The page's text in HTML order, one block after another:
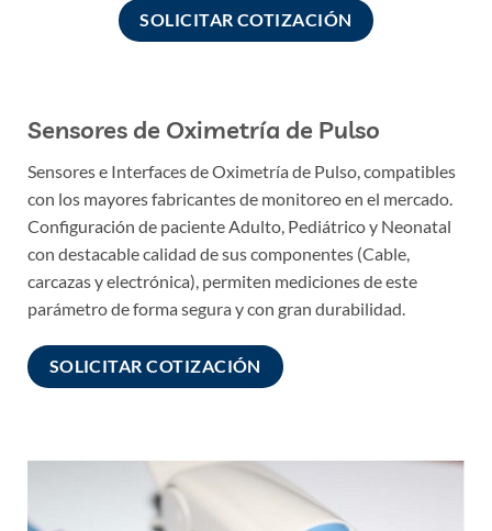
SOLICITAR COTIZACIÓN
Sensores de Oximetría de Pulso
Sensores e Interfaces de Oximetría de Pulso, compatibles
con los mayores fabricantes de monitoreo en el mercado.
Configuración de paciente Adulto, Pediátrico y Neonatal
con destacable calidad de sus componentes (Cable,
carcazas y electrónica), permiten mediciones de este
parámetro de forma segura y con gran durabilidad.
SOLICITAR COTIZACIÓN